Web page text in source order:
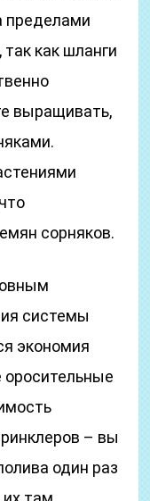
пределами
как шланги
выращивать,
сорняков.
системы
экономия
оросительные
– вы
один раз